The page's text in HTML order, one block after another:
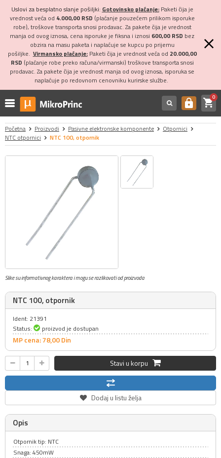
Uslovi za besplatno slanje pošiljki: Gotovinsko plaćanje:Paketi čija je
vrednost veća od 4.000,00 RSD (plaćanje pouzećem prilikom isporuke
robe), troškove transporta snosi prodavac. Za pakete čija je vrednost
manja od ovog iznosa, cena isporuke je fiksna i iznosi 600,00 RSD bez
obzira na masu paketa i naplaćuje se kupcu po prijemu
pošiljke. Virmansko plaćanje:Paketi čija je vrednost veća od 20.000,00
RSD (plaćanje robe preko računa/virmanski) troškove transporta snosi
prodavac. Za pakete čija je vrednost manja od ovog iznosa, isporuka se
naplaćuje po redovnom cenovniku kurirske službe.
https shopping_cart0
Početna Proizvodi Pasivne elektronske komponente
Otpornici
NTC otpornici
NTC 100, otpornik
Slike su informativnog karaktera i mogu se razlikovati od proizvoda
NTC 100, otpornik
Ident: 21391
Status:
proizvod je dostupan
MP cena: 78,00Din
Stavi u korpu
Dodaj u listu želja
Opis
Otpornik tip: NTC
Snaga: 450mW